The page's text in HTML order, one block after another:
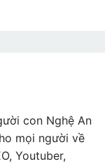
con Nghệ An
mọi người về
Youtuber,